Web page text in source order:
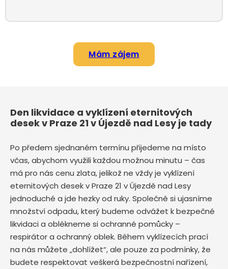
Mám zájem
Den likvidace a vyklízení eternitových
desek v Praze 21 v Újezdě nad Lesy je tady
Po předem sjednaném termínu přijedeme na místo
včas, abychom využili každou možnou minutu – čas
má pro nás cenu zlata, jelikož ne vždy je vyklízení
eternitových desek v Praze 21 v Újezdě nad Lesy
jednoduché a jde hezky od ruky. Společně si ujasníme
množství odpadu, který budeme odvážet k bezpečné
likvidaci a oblékneme si ochranné pomůcky –
respirátor a ochranný oblek. Během vyklízecích prací
na nás můžete „dohlížet“, ale pouze za podmínky, že
budete respektovat veškerá bezpečnostní nařízení,